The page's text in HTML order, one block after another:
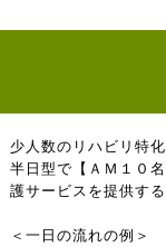
少人数のリハビリ特
半日型で【ＡＭ１０
護サービスを提供する
＜一日の流れの例＞